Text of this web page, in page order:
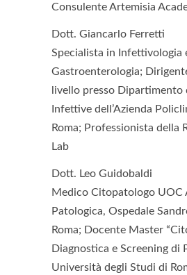
Consulente Artemisia
Dott. Giancarlo Ferretti
Specialista in Infettivologia
Gastroenterologia;
livello presso Dipartimento
Infettive dell’Azienda
Roma; Professionista della
Lab
Dott. Leo Guidobaldi
Medico Citopatologo UOC
Patologica, Ospedale
Roma; Docente Master
Diagnostica e Screening di
Università degli Studi di